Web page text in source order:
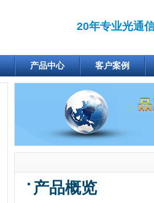
20年专业光通
产品中心 客户案例
产品概览